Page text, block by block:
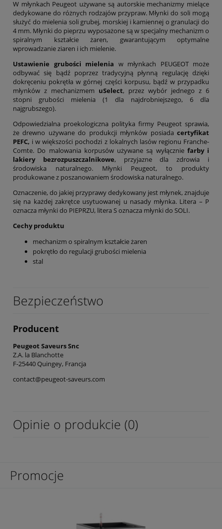
W młynkach Peugeot używane są autorskie mechanizmy mielące
dedykowane do różnych rodzajów przypraw. Młynki do soli mogą
służyć do mielenia soli grubej, morskiej i kamiennej o granulacji do
4 mm. Młynki do pieprzu wyposażone są w specjalny mechanizm o
spiralnym kształcie żaren, gwarantującym optymalne
wprowadzanie ziaren i ich mielenie.
Ustawienie grubości mielenia w młynkach PEUGEOT może
odbywać się bądź poprzez tradycyjną płynną regulację dzięki
dokręceniu pokrętła w górnej części korpusu, bądź w przypadku
młynków z mechanizmem uSelect, przez wybór jednego z 6
stopni grubości mielenia (1 dla najdrobniejszego, 6 dla
najgrubszego).
Odpowiedzialna proekologiczna polityka firmy Peugeot sprawia,
że drewno używane do produkcji młynków posiada certyfikat
PEFC, i w większości pochodzi z lokalnych lasów regionu Franche-
Comte. Do malowania korpusów używane są wyłącznie farby i
lakiery bezrozpuszczalnikowe, przyjazne dla zdrowia i
środowiska naturalnego. Młynki Peugeot, to produkty
produkowane z poszanowaniem środowiska naturalnego.
Oznaczenie, do jakiej przyprawy dedykowany jest młynek, znajduje
się na każdej zakrętce usytuowanej u nasady młynka. Litera – P
oznacza młynki do PIEPRZU, litera S oznacza młynki do SOLI.
Cechy produktu
mechanizm o spiralnym kształcie żaren
pokrętło do regulacji grubości mielenia
stal
Bezpieczeństwo
Producent
Peugeot Saveurs Snc
Z.A. la Blanchotte
F-25440 Quingey, Francja
contact@peugeot-saveurs.com
Opinie o produkcie (0)
Promocje